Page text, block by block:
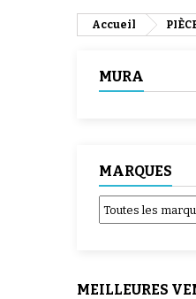
Accueil
MURA
MARQUES
MEILLEURES